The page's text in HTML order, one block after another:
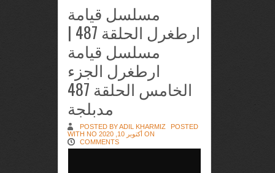
مسلسل قيامة
ارطغرل الحلقة 487 |
مسلسل قيامة
ارطغرل الجزء
الخامس الحلقة 487
مدبلجة
POSTED BY ADIL KHARMIZ
POSTED
ON أكتوبر 10, 2020 WITH
NO
COMMENTS